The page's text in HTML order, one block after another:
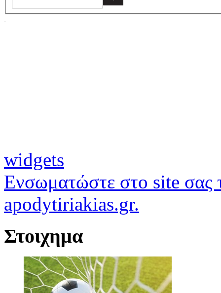
widgets
Ενσωματώστε στο site σας
apodytiriakias.gr.
Στοιχημα